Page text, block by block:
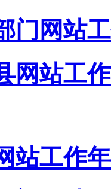
门网站
网站工
站工作